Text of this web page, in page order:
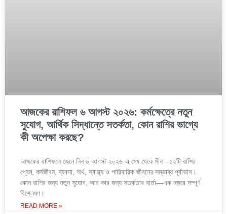
আজকের রাশিফল ৬ আগস্ট ২০২৬: কর্মক্ষেত্রে নতুন
সুযোগ, আর্থিক সিদ্ধান্তে সতর্কতা, কোন রাশির ভাগ্যে
কী অপেক্ষা করছে?
আজকের রাশিফলে জেনে নিন ৬ আগস্ট ২০২৬-এ মেষ থেকে মীন—১২টি রাশির
প্রেম, কর্মজীবন, ব্যবসা, অর্থ, স্বাস্থ্য ও পারিবারিক জীবনের সম্ভাব্য পূর্বাভাস।
কোন রাশির জন্য নতুন সুযোগ, আর কার জন্য সতর্কতার বার্তা—এক নজরে সম্পূর্ণ
বিশ্লেষণ।
READ MORE »